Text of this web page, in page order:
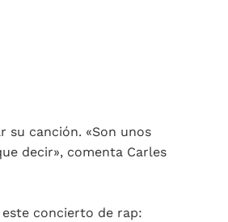
su canción. «Son unos
decir», comenta Carles
este concierto de rap: